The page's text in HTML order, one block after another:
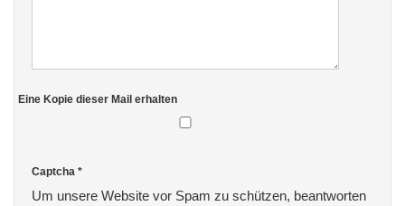
Eine Kopie dieser Mail erhalten
Captcha *
Um unsere Website vor Spam zu schützen, beantworten